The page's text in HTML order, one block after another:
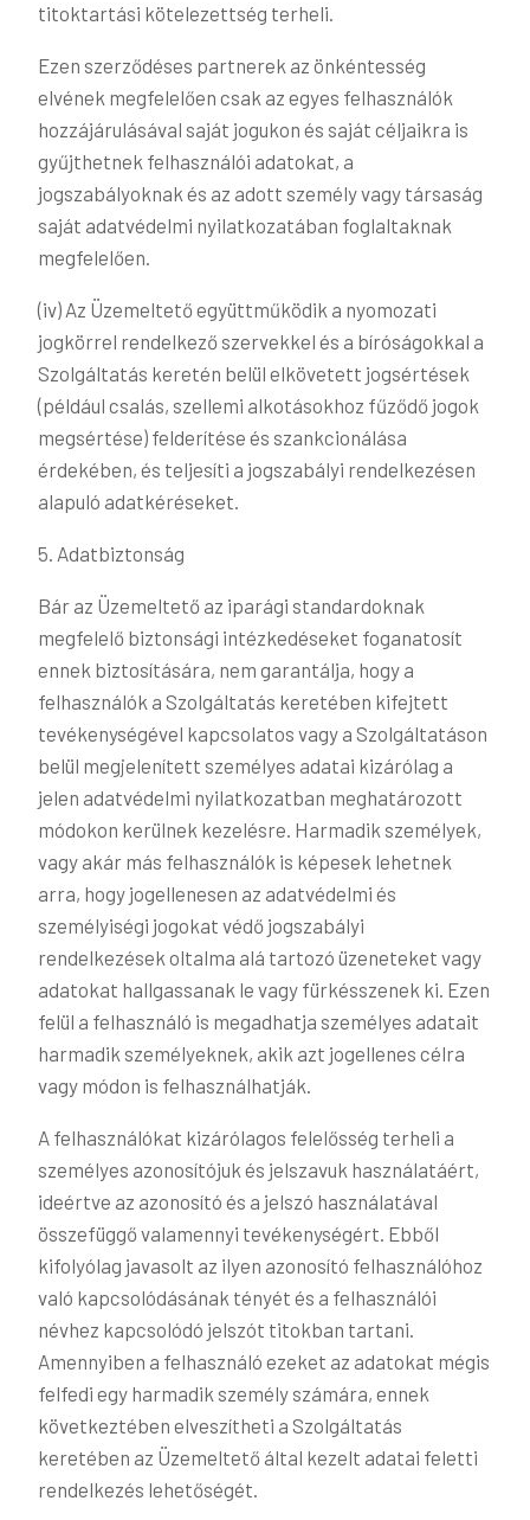
titoktartási kötelezettség terheli.
Ezen szerződéses partnerek az önkéntesség
elvének megfelelően csak az egyes felhasználók
hozzájárulásával saját jogukon és saját céljaikra is
gyűjthetnek felhasználói adatokat, a
jogszabályoknak és az adott személy vagy társaság
saját adatvédelmi nyilatkozatában foglaltaknak
megfelelően.
(iv) Az Üzemeltető együttműködik a nyomozati
jogkörrel rendelkező szervekkel és a bíróságokkal a
Szolgáltatás keretén belül elkövetett jogsértések
(például csalás, szellemi alkotásokhoz fűződő jogok
megsértése) felderítése és szankcionálása
érdekében, és teljesíti a jogszabályi rendelkezésen
alapuló adatkéréseket.
5. Adatbiztonság
Bár az Üzemeltető az iparági standardoknak
megfelelő biztonsági intézkedéseket foganatosít
ennek biztosítására, nem garantálja, hogy a
felhasználók a Szolgáltatás keretében kifejtett
tevékenységével kapcsolatos vagy a Szolgáltatáson
belül megjelenített személyes adatai kizárólag a
jelen adatvédelmi nyilatkozatban meghatározott
módokon kerülnek kezelésre. Harmadik személyek,
vagy akár más felhasználók is képesek lehetnek
arra, hogy jogellenesen az adatvédelmi és
személyiségi jogokat védő jogszabályi
rendelkezések oltalma alá tartozó üzeneteket vagy
adatokat hallgassanak le vagy fürkésszenek ki. Ezen
felül a felhasználó is megadhatja személyes adatait
harmadik személyeknek, akik azt jogellenes célra
vagy módon is felhasználhatják.
A felhasználókat kizárólagos felelősség terheli a
személyes azonosítójuk és jelszavuk használatáért,
ideértve az azonosító és a jelszó használatával
összefüggő valamennyi tevékenységért. Ebből
kifolyólag javasolt az ilyen azonosító felhasználóhoz
való kapcsolódásának tényét és a felhasználói
névhez kapcsolódó jelszót titokban tartani.
Amennyiben a felhasználó ezeket az adatokat mégis
felfedi egy harmadik személy számára, ennek
következtében elveszítheti a Szolgáltatás
keretében az Üzemeltető által kezelt adatai feletti
rendelkezés lehetőségét.